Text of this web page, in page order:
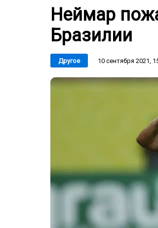
Неймар
Бразилии
Другое 10 сентября 2021,